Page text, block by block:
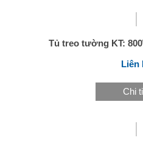
Tủ treo tường KT:
Liên
Chi